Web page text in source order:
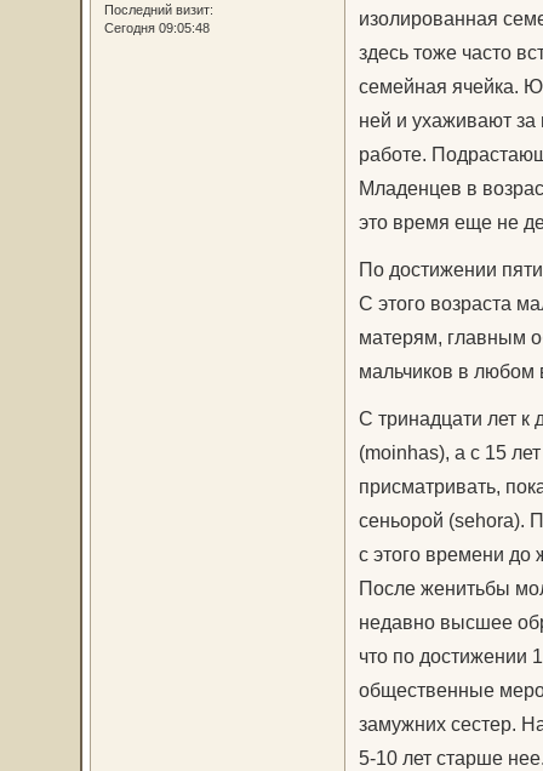
Последний визит:
Сегодня 09:05:48
изолированная
здесь тоже часто
семейная ячейка.
ней и ухаживают
работе.
Младенцев в
это время еще не
По достижении
С этого возраста
матерям, главным
мальчиков в
С тринадцати лет
(moinhas), а с 15
присматривать,
сеньорой (sehora).
с этого времени до
После женитьбы
недавно высшее
что по достижении
общественные
замужних сестер.
5-10 лет старше